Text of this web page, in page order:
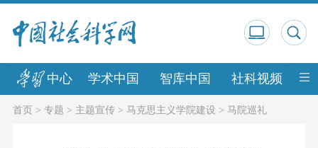
中心 学术中国 智库中国 社科视频 中
首页> 专题 > 主题宣传> 马克思主义学院建设 > 马院巡礼